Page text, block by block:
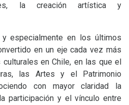
la creación artística y
especialmente en los últimos
en un eje cada vez más
en Chile, en las que el
las Artes y el Patrimonio
con mayor claridad la
participación y el vínculo entre